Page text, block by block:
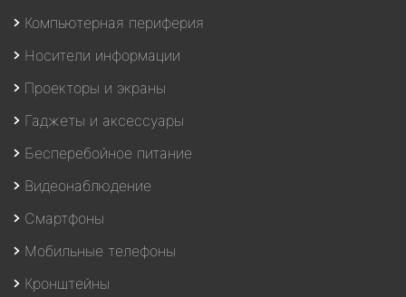
Компьютерная периферия
Носители информации
Проекторы и экраны
Гаджеты и аксессуары
Бесперебойное питание
Видеонаблюдение
Смартфоны
Мобильные телефоны
Кронштейны